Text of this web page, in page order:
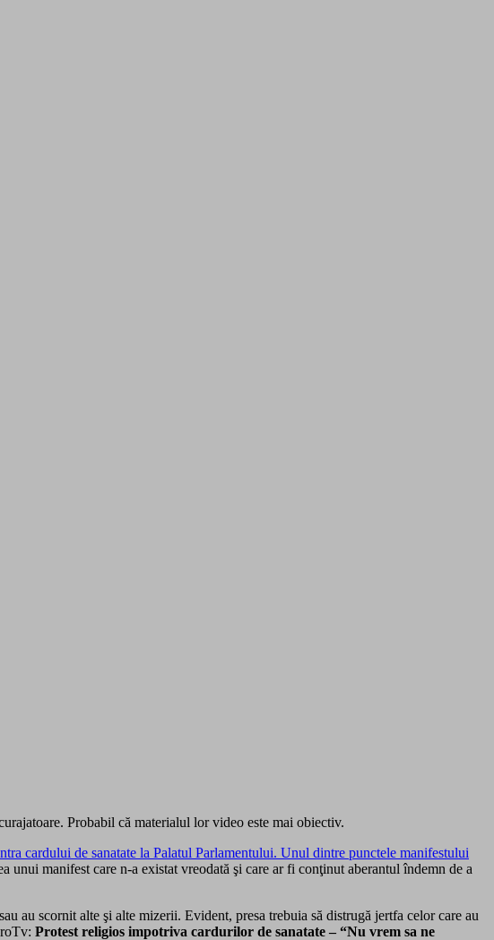
Probabil că materialul lor video este mai obiectiv.
cardului de sanatate la Palatul Parlamentului. Unul dintre punctele manifestului
manifest care n-a existat vreodată şi care ar fi conţinut aberantul îndemn de a
au scornit alte şi alte mizerii. Evident, presa trebuia să distrugă jertfa celor care au
Protest religios impotriva cardurilor de sanatate – “Nu vrem sa ne